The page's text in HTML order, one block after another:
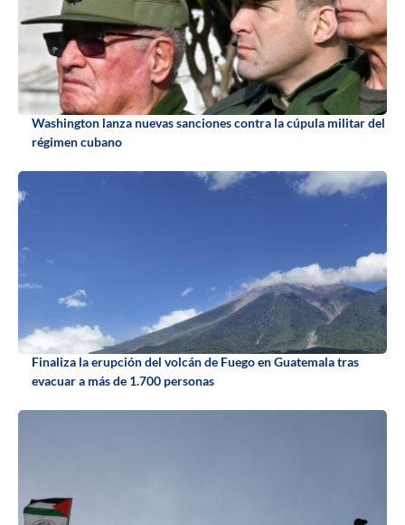
Washington lanza nuevas sanciones contra la cúpula militar del
régimen cubano
Finaliza la erupción del volcán de Fuego en Guatemala tras
evacuar a más de 1.700 personas